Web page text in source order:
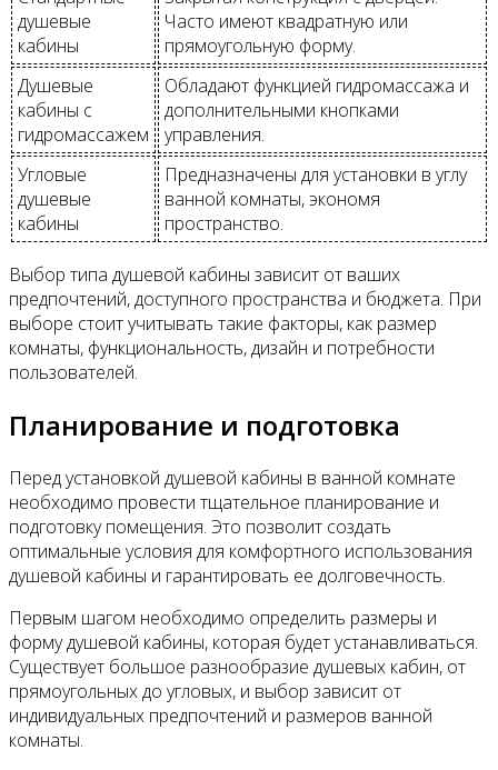
душевые
кабины
Часто имеют квадратную или
прямоугольную форму.
Душевые
кабины с
гидромассажем
Обладают функцией гидромассажа и
дополнительными кнопками
управления.
Угловые
душевые
кабины
Предназначены для установки в углу
ванной комнаты, экономя
пространство.
Выбор типа душевой кабины зависит от ваших
предпочтений, доступного пространства и бюджета. При
выборе стоит учитывать такие факторы, как размер
комнаты, функциональность, дизайн и потребности
пользователей.
Планирование и подготовка
Перед установкой душевой кабины в ванной комнате
необходимо провести тщательное планирование и
подготовку помещения. Это позволит создать
оптимальные условия для комфортного использования
душевой кабины и гарантировать ее долговечность.
Первым шагом необходимо определить размеры и
форму душевой кабины, которая будет устанавливаться.
Существует большое разнообразие душевых кабин, от
прямоугольных до угловых, и выбор зависит от
индивидуальных предпочтений и размеров ванной
комнаты.